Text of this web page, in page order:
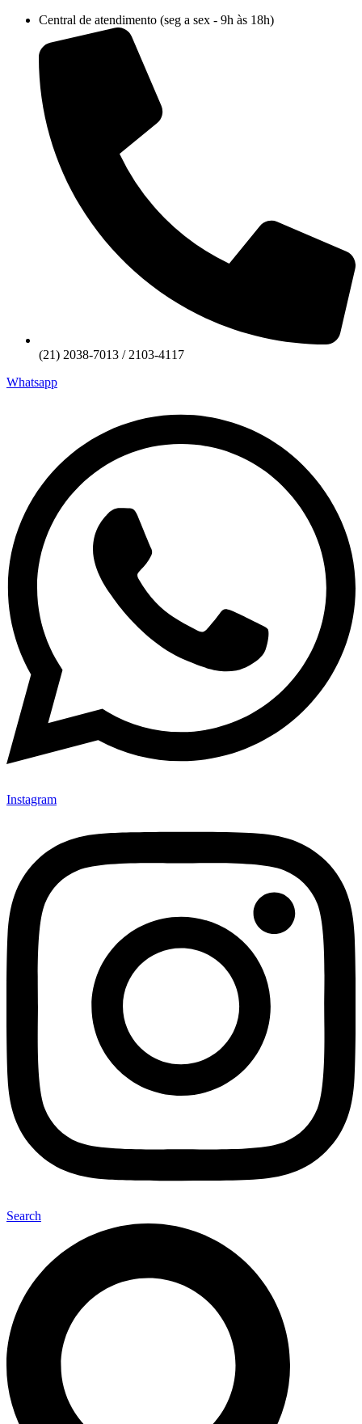
conteúdo
Central de atendimento (seg a sex - 9h às 18h)
(21) 2038-7013 / 2103-4117
Whatsapp
Instagram
Search